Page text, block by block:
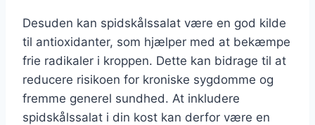
Desuden kan spidskålssalat være en god kilde
til antioxidanter, som hjælper med at bekæmpe
frie radikaler i kroppen. Dette kan bidrage til at
reducere risikoen for kroniske sygdomme og
fremme generel sundhed. At inkludere
spidskålssalat i din kost kan derfor være en